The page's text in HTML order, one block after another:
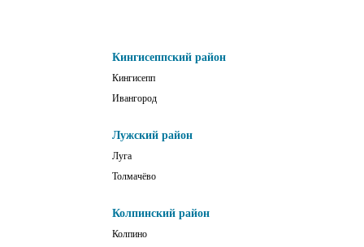
Кингисеппский район
Кингисепп
Ивангород
Лужский район
Луга
Толмачёво
Колпинский район
Колпино